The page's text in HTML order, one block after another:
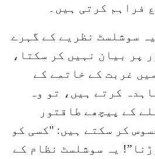
فراہم کرتی ہیں۔
سوشلسٹ نظریے کے گہرے
پر بیان نہیں کر سکتا،
غربت کے خاتمے کے
کرتے ہیں، تو وہ
کے پیچھے طاقتور
کر سکتے ہیں: "کسی کو
یہ سوشلسٹ نظام کے